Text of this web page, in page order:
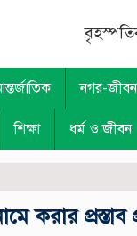
নগর-জীবন
শিক্ষা ধর্ম ও জীবন
করার প্রস্তাব